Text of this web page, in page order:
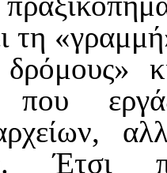
τη
που
Έτσι